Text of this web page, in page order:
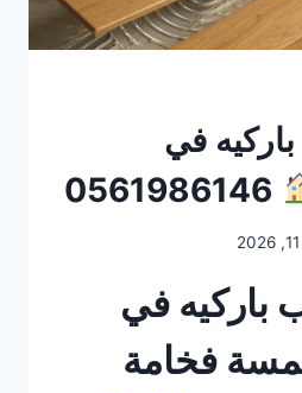
في
باركيه في
فخامة